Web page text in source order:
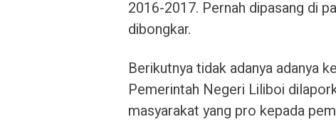
2016-2017. Pernah dipasang di
dibongkar.
Berikutnya tidak adanya adanya
Pemerintah Negeri Liliboi
masyarakat yang pro kepada